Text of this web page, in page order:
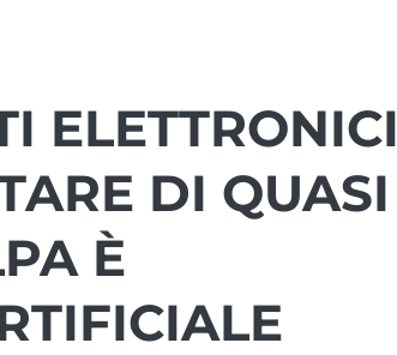
ELETTRONICI
DI QUASI
È